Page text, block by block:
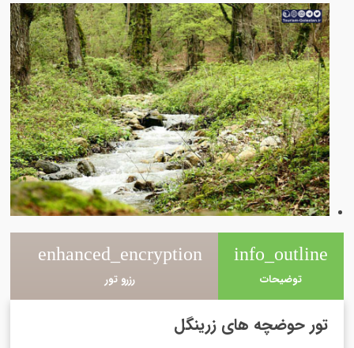
info_outline
توضیحات
enhanced_encryption
رزرو تور
تور حوضچه های زرینگل